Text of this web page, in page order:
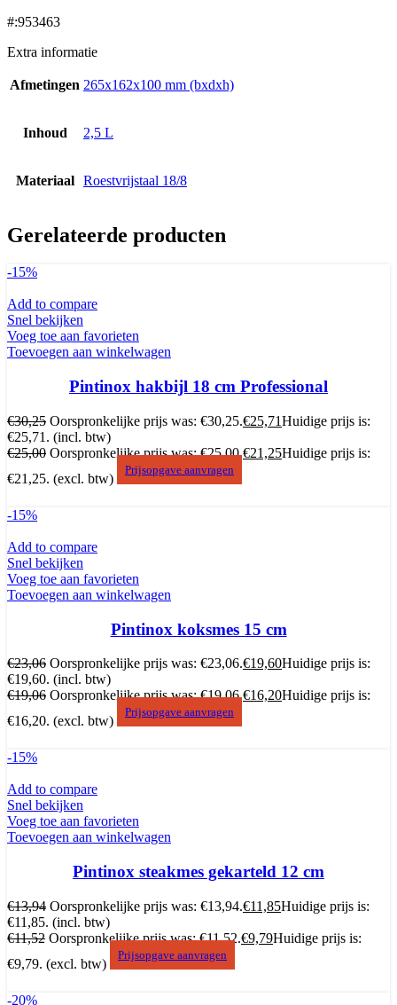
#:953463
Extra informatie
Afmetingen 265x162x100 mm (bxdxh)
Inhoud 2,5 L
Materiaal Roestvrijstaal 18/8
Gerelateerde producten
-15%
Add to compare
Snel bekijken
Voeg toe aan favorieten
Toevoegen aan winkelwagen
Pintinox hakbijl 18 cm Professional
€30,25 Oorspronkelijke prijs was: €30,25.€25,71Huidige prijs is:
€25,71. (incl. btw)
€25,00 Oorspronkelijke prijs was: €25,00.€21,25Huidige prijs is:
€21,25. (excl. btw)
Prijsopgave aanvragen
-15%
Add to compare
Snel bekijken
Voeg toe aan favorieten
Toevoegen aan winkelwagen
Pintinox koksmes 15 cm
€23,06 Oorspronkelijke prijs was: €23,06.€19,60Huidige prijs is:
€19,60. (incl. btw)
€19,06 Oorspronkelijke prijs was: €19,06.€16,20Huidige prijs is:
€16,20. (excl. btw)
Prijsopgave aanvragen
-15%
Add to compare
Snel bekijken
Voeg toe aan favorieten
Toevoegen aan winkelwagen
Pintinox steakmes gekarteld 12 cm
€13,94 Oorspronkelijke prijs was: €13,94.€11,85Huidige prijs is:
€11,85. (incl. btw)
€11,52 Oorspronkelijke prijs was: €11,52.€9,79Huidige prijs is:
€9,79. (excl. btw)
Prijsopgave aanvragen
-20%